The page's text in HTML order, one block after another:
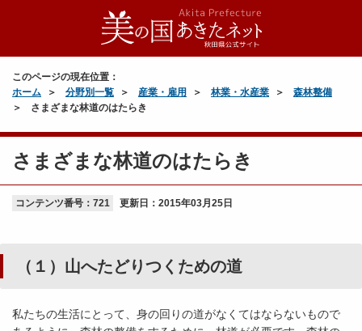
このページの現在位置：
ホーム
分野別一覧 産業・雇用 林業・水産業
森林整備
さまざまな林道のはたらき
さまざまな林道のはたらき
コンテンツ番号：721 更新日： 2015年03月25日
（１）山へたどりつくための道
私たちの生活にとって、身の回りの道がなくてはならないもので